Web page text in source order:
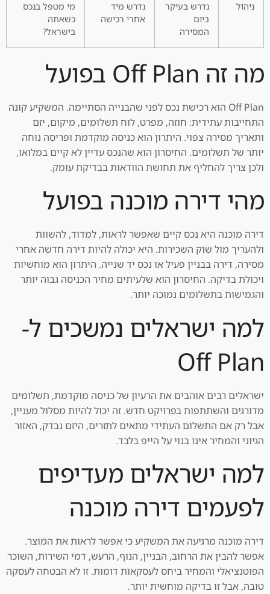
ניהול
נדרש בעיקר
ביום
המסירה
נדרש מיד
אחרי רכישה
מי מטפל בנכס
כשאתה
בישראל?
מה זה Off Plan בפועל
Off Plan הוא רכישת נכס לפני שהבנייה הסתיימה. המשקיע קונה
התחייבות עתידית: חוזה, מפרט, לוח תשלומים, מיקום, יזם
ותאריך מסירה צפוי. היתרון הוא כניסה מוקדמת ופריסה נוחה
יותר של תשלומים. החיסרון הוא שהנכס עדיין לא קיים במלואו,
ולכן צריך להחליף את תחושת הוודאות בבדיקת עומק.
מהי דירה מוכנה בפועל
דירה מוכנה היא נכס קיים שאפשר לראות, למדוד, להשוות
ולהעריך מול שוק השכירות. היא יכולה להיות דירה חדשה אחרי
מסירה, דירה בבניין פעיל או נכס יד שנייה. היתרון הוא מוחשיות
ויכולת בדיקה. החיסרון הוא שלעיתים מחיר הכניסה גבוה יותר
והגמישות בתשלומים נמוכה יותר.
למה ישראלים נמשכים ל-
Off Plan
ישראלים רבים אוהבים את הרעיון של כניסה מוקדמת, תשלומים
מדורגים והשתתפות בפרויקט חדש. זה יכול להיות מסלול מעניין,
אבל רק אם התשלום העתידי מתאים לתזרים, היזם נבדק, האזור
הגיוני והמחיר אינו בנוי על הייפ בלבד.
למה ישראלים מעדיפים
לפעמים דירה מוכנה
דירה מוכנה מרגיעה את המשקיע כי אפשר לראות את המוצר.
אפשר להבין את הרחוב, הבניין, הנוף, הרעש, דמי השירות, השוכר
הפוטנציאלי והמחיר ביחס לעסקאות דומות. זו לא הבטחה לעסקה
טובה, אבל זו בדיקה מוחשית יותר.